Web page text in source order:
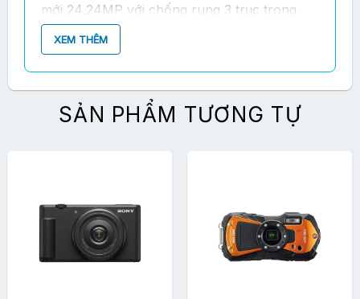
mới 24,24MP với chống rung 3 trục trong
thân máy, màn hình cảm ứng, cổng kết nối
USB-C tiện dụng và hiệu quả trong việc
truyền dữ liệu hơn….GR III vẫn sử dụng ống
prime tiêu cự tương đương 28mm f/2.8 (trên
FF ) nhưng giản lược bớt 1 lớp thấu kính so
với GR II và GR I, ngoại hình nhỏ hơn nữa so
XEM THÊM
SẢN PHẨM TƯƠNG TỰ